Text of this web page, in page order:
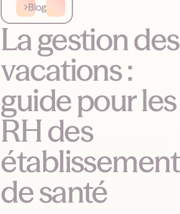
Blog
La gestion des
vacations :
guide pour les
RH des
de santé